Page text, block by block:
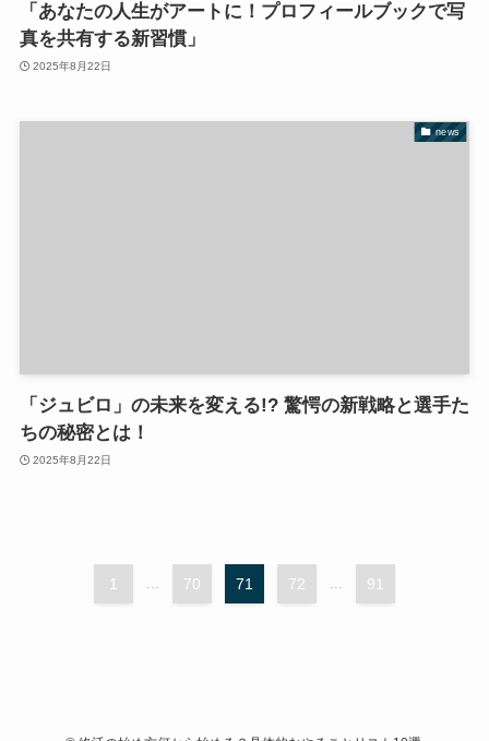
「あなたの人生がアートに！プロフィールブックで写
真を共有する新習慣」
2025年8月22日
news
「ジュビロ」の未来を変える!? 驚愕の新戦略と選手た
ちの秘密とは！
2025年8月22日
1 ... 70 71 72 ... 91